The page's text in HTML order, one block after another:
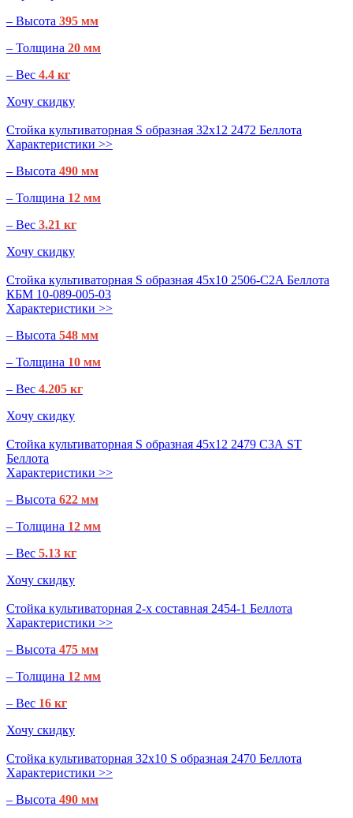
– Высота 395 мм
– Толщина 20 мм
– Вес 4.4 кг
Хочу скидку
Стойка культиваторная S образная 32х12 2472 Беллота
Характеристики >>
– Высота 490 мм
– Толщина 12 мм
– Вес 3.21 кг
Хочу скидку
Стойка культиваторная S образная 45х10 2506-C2A Беллота
КБМ 10-089-005-03
Характеристики >>
– Высота 548 мм
– Толщина 10 мм
– Вес 4.205 кг
Хочу скидку
Стойка культиваторная S образная 45х12 2479 С3А ST
Беллота
Характеристики >>
– Высота 622 мм
– Толщина 12 мм
– Вес 5.13 кг
Хочу скидку
Стойка культиваторная 2-х составная 2454-1 Беллота
Характеристики >>
– Высота 475 мм
– Толщина 12 мм
– Вес 16 кг
Хочу скидку
Стойка культиваторная 32х10 S образная 2470 Беллота
Характеристики >>
– Высота 490 мм